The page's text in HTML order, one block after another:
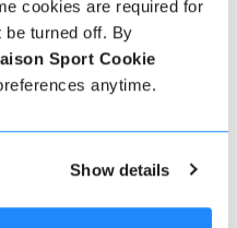
cookies are required for
be turned off. By
Sport Cookie
anytime.
Show details
Bewertungen